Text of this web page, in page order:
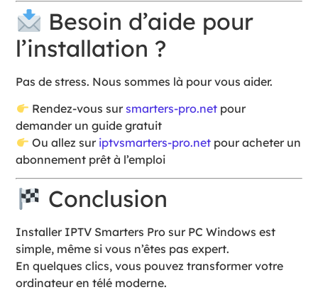
Besoin d’aide pour
l’installation ?
Pas de stress. Nous sommes là pour vous aider.
Rendez-vous sur smarters-pro.netpour
demander un guide gratuit
Ou allez sur iptvsmarters-pro.netpour acheter un
abonnement prêt à l’emploi
Conclusion
Installer IPTV Smarters Pro sur PC Windows est
simple, même si vous n’êtes pas expert.
En quelques clics, vous pouvez transformer votre
ordinateur en télé moderne.